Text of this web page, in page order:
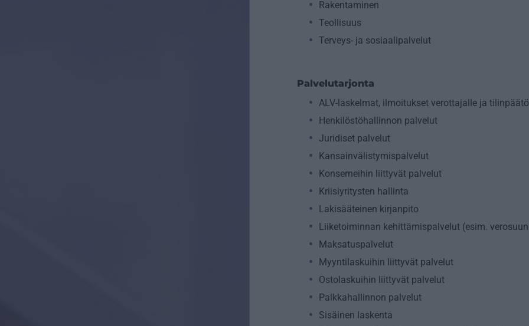
Rakentaminen
Teollisuus
Terveys- ja sosiaalipalvelut
Palvelutarjonta
ALV-laskelmat, ilmoitukset verottajalle ja
Henkilöstöhallinnon palvelut
Juridiset palvelut
Kansainvälistymispalvelut
Konserneihin liittyvät palvelut
Kriisiyritysten hallinta
Lakisääteinen kirjanpito
Liiketoiminnan kehittämispalvelut (esim.
Maksatuspalvelut
Myyntilaskuihin liittyvät palvelut
Ostolaskuihin liittyvät palvelut
Palkkahallinnon palvelut
Sisäinen laskenta